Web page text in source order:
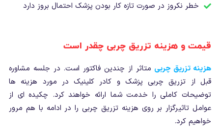
خطر نکروز در صورت تازه کار بودن پزشک احتمال بروز دارد
قیمت و هزینه تزریق چربی چقدر است
هزینه تزریق چربی متاثر از چندین فاکتور است. در جلسه مشاوره
قبل از تزریق چربی پزشک و کادر کلینیک در مورد هزینه ها
توضیحات کاملی را خدمت شما ارائه خواهند کرد. چکیده ای از
عوامل تاثیرگزار بر روی هزینه تزریق چربی را در ادامه با هم مرور
خواهیم کرد.